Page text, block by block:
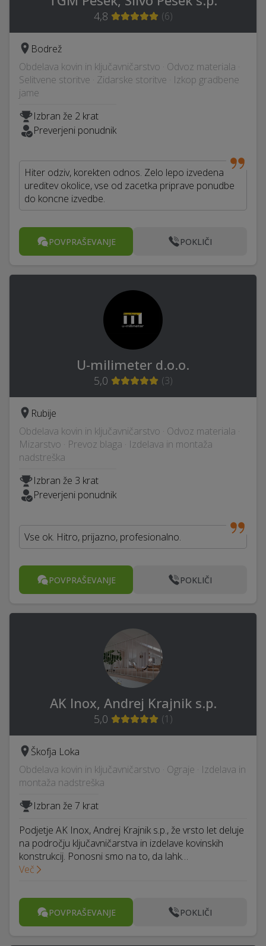
4,8 (6)
Bodrež
Obdelava kovin in ključavničarstvo · Odvoz materiala ·
Selitvene storitve · Zidarske storitve · Izkop gradbene
jame
Izbran že 2 krat
Preverjeni ponudnik
Hiter odziv, korekten odnos. Zelo lepo izvedena
ureditev okolice, vse od zacetka priprave ponudbe
do koncne izvedbe.
POVPRAŠEVANJE POKLIČI
U-milimeter d.o.o.
5,0 (3)
Rubije
Obdelava kovin in ključavničarstvo · Odvoz materiala ·
Mizarstvo · Prevoz blaga · Izdelava in montaža
nadstreška
Izbran že 3 krat
Preverjeni ponudnik
Vse ok. Hitro, prijazno, profesionalno.
POVPRAŠEVANJE POKLIČI
AK Inox, Andrej Krajnik s.p.
5,0 (1 )
Škofja Loka
Obdelava kovin in ključavničarstvo · Ograje · Izdelava in
montaža nadstreška
Izbran že 7 krat
Podjetje AK Inox, Andrej Krajnik s.p., že vrsto let deluje
na področju ključavničarstva in izdelave kovinskih
konstrukcij. Ponosni smo na to, da lahk…
Več
POVPRAŠEVANJE POKLIČI